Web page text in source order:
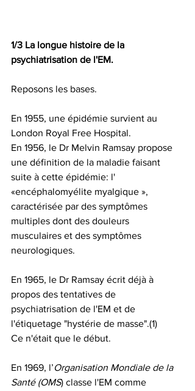
1/3 La longue histoire de la
psychiatrisation de l'EM.
Reposons les bases.
En 1955, une épidémie survient au
London Royal Free Hospital.
En 1956, le Dr Melvin Ramsay propose
une définition de la maladie faisant
suite à cette épidémie: l'
«encéphalomyélite myalgique »,
caractérisée par des symptômes
multiples dont des douleurs
musculaires et des symptômes
neurologiques.
En 1965, le Dr Ramsay écrit déjà à
propos des tentatives de
psychiatrisation de l'EM et de
l'étiquetage "hystérie de masse".(1)
Ce n'était que le début.
En 1969, l’Organisation Mondiale de la
Santé (OMS) classe l'EM comme